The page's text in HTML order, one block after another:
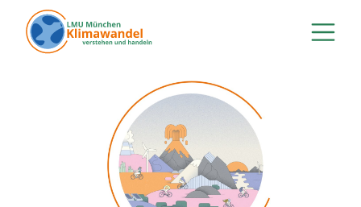
Direkt zum Inhalt